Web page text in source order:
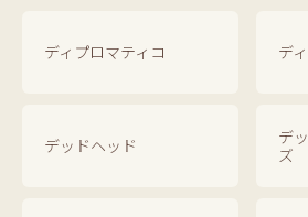
ディプロマティコ デ
デッドヘッド
デ
ズ